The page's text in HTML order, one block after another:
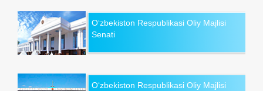
O‘zbekiston Respublikasi Oliy Majlisi
Senati
O‘zbekiston Respublikasi Oliy Majlisi